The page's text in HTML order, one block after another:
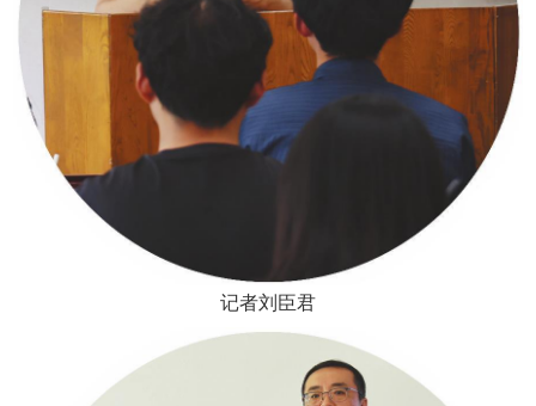
记者刘臣君